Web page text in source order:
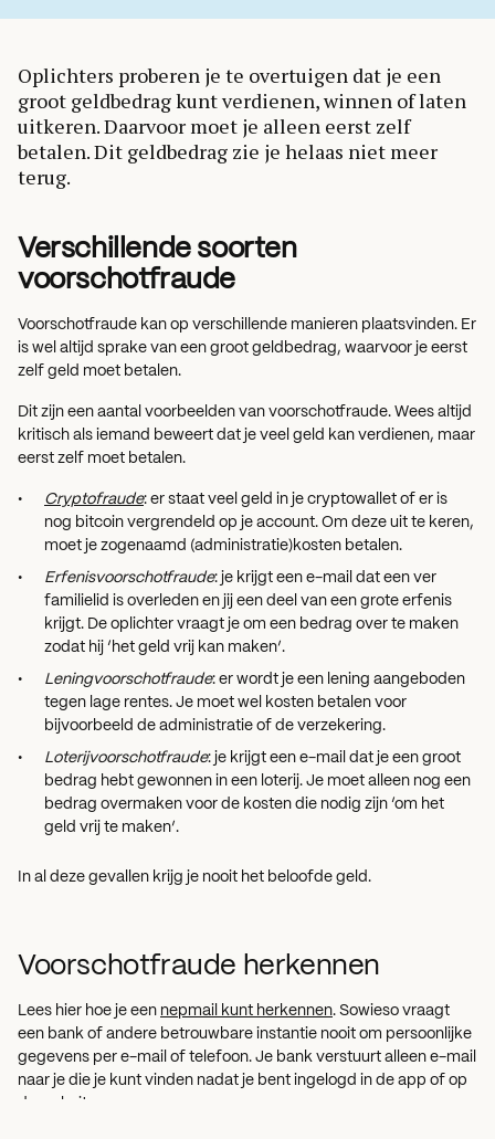
Oplichters proberen je te overtuigen dat je een
groot geldbedrag kunt verdienen, winnen of laten
uitkeren. Daarvoor moet je alleen eerst zelf
betalen. Dit geldbedrag zie je helaas niet meer
terug.
Verschillende soorten
voorschotfraude
Voorschotfraude kan op verschillende manieren plaatsvinden. Er
is wel altijd sprake van een groot geldbedrag, waarvoor je eerst
zelf geld moet betalen.
Dit zijn een aantal voorbeelden van voorschotfraude. Wees altijd
kritisch als iemand beweert dat je veel geld kan verdienen, maar
eerst zelf moet betalen.
Cryptofraude: er staat veel geld in je cryptowallet of er is
nog bitcoin vergrendeld op je account. Om deze uit te keren,
moet je zogenaamd (administratie)kosten betalen.
Erfenisvoorschotfraude: je krijgt een e-mail dat een ver
familielid is overleden en jij een deel van een grote erfenis
krijgt. De oplichter vraagt je om een bedrag over te maken
zodat hij ‘het geld vrij kan maken’.
Leningvoorschotfraude: er wordt je een lening aangeboden
tegen lage rentes. Je moet wel kosten betalen voor
bijvoorbeeld de administratie of de verzekering.
Loterijvoorschotfraude: je krijgt een e-mail dat je een groot
bedrag hebt gewonnen in een loterij. Je moet alleen nog een
bedrag overmaken voor de kosten die nodig zijn ‘om het
geld vrij te maken’.
In al deze gevallen krijg je nooit het beloofde geld.
Voorschotfraude herkennen
Lees hier hoe je een nepmail kunt herkennen. Sowieso vraagt
een bank of andere betrouwbare instantie nooit om persoonlijke
gegevens per e-mail of telefoon. Je bank verstuurt alleen e-mail
naar je die je kunt vinden nadat je bent ingelogd in de app of op
de website.